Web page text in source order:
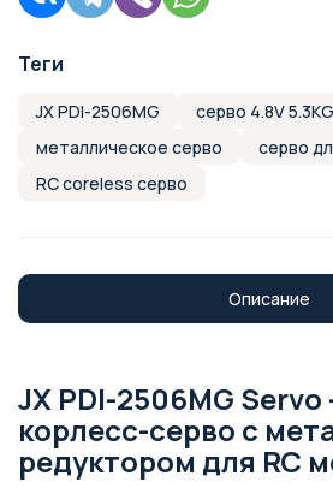
Теги
JX PDI-2506MG серво 4.8V 5.3KG
металлическое серво
серво
RC coreless серво
Описание
JX PDI-2506MG
корлесс-серво с
редуктором для RC